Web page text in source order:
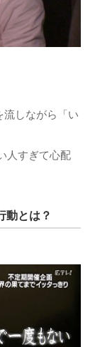
流しながら「い
人すぎて心配
動とは？